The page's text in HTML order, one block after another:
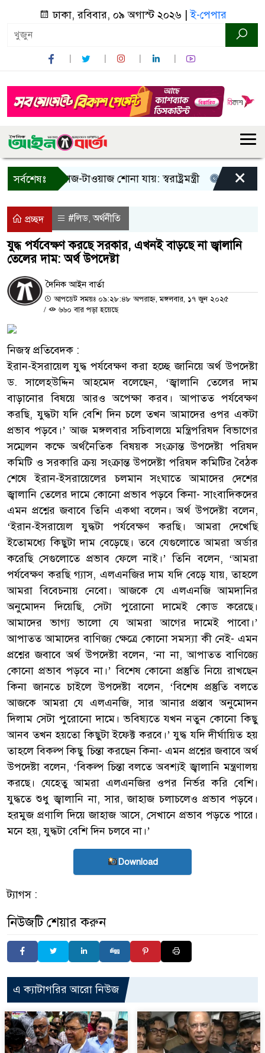
ঢাকা, রবিবার, ০৯ অগাস্ট ২০২৬ |ই-পেপার
সর্বশেষঃ
শুধু আওয়াজ-টাওয়াজ শোনা যায়: স্বরাষ্ট্রমন্ত্রী তিন দিনের
×
প্রচ্ছদ #লিড,অর্থনীতি
যুদ্ধ পর্যবেক্ষণ করছে সরকার, এখনই বাড়ছে না জ্বালানি
তেলের দাম: অর্থ উপদেষ্টা
দৈনিক আইন বার্তা
আপডেট সময়ঃ ০৯:২৮:৪৮ অপরাহ্ন, মঙ্গলবার, ১৭ জুন ২০২৫
/
৬৬০ বার পড়া হয়েছে
নিজস্ব প্রতিবেদক :
ইরান-ইসরায়েল যুদ্ধ পর্যবেক্ষণ করা হচ্ছে জানিয়ে অর্থ উপদেষ্টা
ড. সালেহউদ্দিন আহমেদ বলেছেন, ‘জ্বালানি তেলের দাম
বাড়ানোর বিষয়ে আরও অপেক্ষা করব। আপাতত পর্যবেক্ষণ
করছি, যুদ্ধটা যদি বেশি দিন চলে তখন আমাদের ওপর একটা
প্রভাব পড়বে।’ আজ মঙ্গলবার সচিবালয়ে মন্ত্রিপরিষদ বিভাগের
সম্মেলন কক্ষে অর্থনৈতিক বিষয়ক সংক্রান্ত উপদেষ্টা পরিষদ
কমিটি ও সরকারি ক্রয় সংক্রান্ত উপদেষ্টা পরিষদ কমিটির বৈঠক
শেষে ইরান-ইসরায়েলের চলমান সংঘাতে আমাদের দেশের
জ্বালানি তেলের দামে কোনো প্রভাব পড়বে কিনা- সাংবাদিকদের
এমন প্রশ্নের জবাবে তিনি একথা বলেন। অর্থ উপদেষ্টা বলেন,
‘ইরান-ইসরায়েল যুদ্ধটা পর্যবেক্ষণ করছি। আমরা দেখেছি
ইতোমধ্যে কিছুটা দাম বেড়েছে। তবে যেগুলোতে আমরা অর্ডার
করেছি সেগুলোতে প্রভাব ফেলে নাই।’ তিনি বলেন, ‘আমরা
পর্যবেক্ষণ করছি গ্যাস, এলএনজির দাম যদি বেড়ে যায়, তাহলে
আমরা বিবেচনায় নেবো। আজকে যে এলএনজি আমদানির
অনুমোদন দিয়েছি, সেটা পুরোনো দামেই কোড করেছে।
আমাদের ভাগ্য ভালো যে আমরা আগের দামেই পাবো।’
আপাতত আমাদের বাণিজ্য ক্ষেত্রে কোনো সমস্যা কী নেই- এমন
প্রশ্নের জবাবে অর্থ উপদেষ্টা বলেন, ‘না না, আপাতত বাণিজ্যে
কোনো প্রভাব পড়বে না।’ বিশেষ কোনো প্রস্তুতি নিয়ে রাখছেন
কিনা জানতে চাইলে উপদেষ্টা বলেন, ‘বিশেষ প্রস্তুতি বলতে
আজকে আমরা যে এলএনজি, সার আনার প্রস্তাব অনুমোদন
দিলাম সেটা পুরোনো দামে। ভবিষ্যতে যখন নতুন কোনো কিছু
আনব তখন হয়তো কিছুটা ইফেক্ট করবে।’ যুদ্ধ যদি দীর্ঘায়িত হয়
তাহলে বিকল্প কিছু চিন্তা করছেন কিনা- এমন প্রশ্নের জবাবে অর্থ
উপদেষ্টা বলেন, ‘বিকল্প চিন্তা বলতে অবশ্যই জ্বালানি মন্ত্রণালয়
করছে। যেহেতু আমরা এলএনজির ওপর নির্ভর করি বেশি।
যুদ্ধতে শুধু জ্বালানি না, সার, জাহাজ চলাচলেও প্রভাব পড়বে।
হরমুজ প্রণালি দিয়ে জাহাজ আসে, সেখানে প্রভাব পড়তে পারে।
মনে হয়, যুদ্ধটা বেশি দিন চলবে না।’
Download
ট্যাগস :
নিউজটি শেয়ার করুন
এ ক্যাটাগরির আরো নিউজ